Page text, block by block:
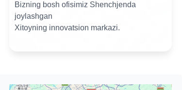
Bizning bosh ofisimiz Shenchjenda
joylashgan
Xitoyning innovatsion markazi.